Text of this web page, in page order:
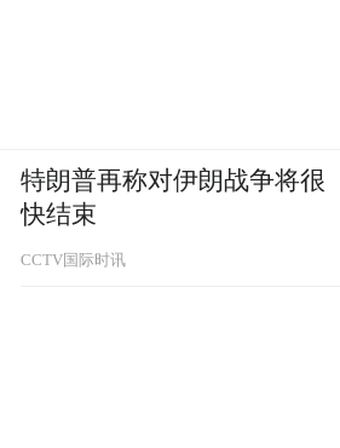
特朗普再称对伊朗战争将很
快结束
CCTV国际时讯